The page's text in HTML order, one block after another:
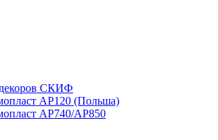
СКИФ
АР120 (Польша)
АР740/АР850